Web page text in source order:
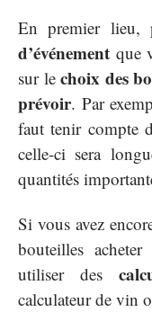
En premier lieu,
d’événement que
sur le choix des
prévoir. Par
faut tenir compte
celle-ci sera
quantités
Si vous avez
bouteilles
utiliser des
calculateur de vin